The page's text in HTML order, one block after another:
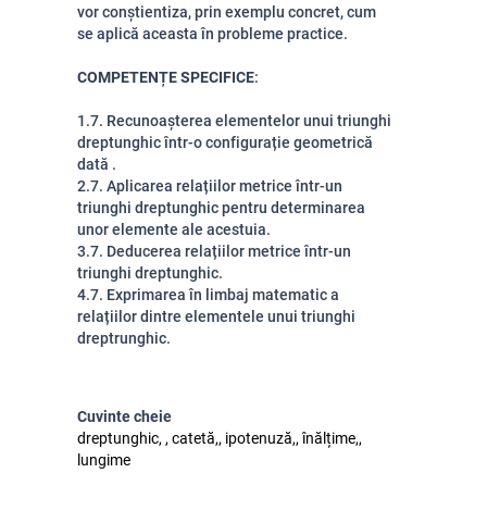
vor conștientiza, prin exemplu concret, cum
se aplică aceasta în probleme practice.
COMPETENȚE SPECIFICE:
1.7. Recunoașterea elementelor unui triunghi
dreptunghic într-o configurație geometrică
dată .
2.7. Aplicarea relațiilor metrice într-un
triunghi dreptunghic pentru determinarea
unor elemente ale acestuia.
3.7. Deducerea relațiilor metrice într-un
triunghi dreptunghic.
4.7. Exprimarea în limbaj matematic a
relațiilor dintre elementele unui triunghi
dreptrunghic.
Cuvinte cheie
dreptunghic, , catetă,, ipotenuză,, înălțime,,
lungime